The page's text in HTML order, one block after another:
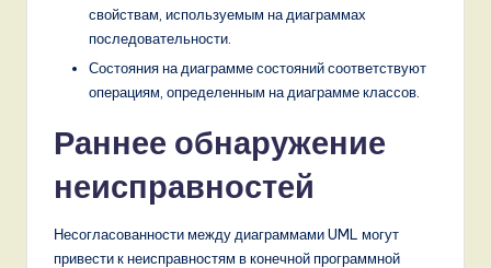
свойствам, используемым на диаграммах
последовательности.
Состояния на диаграмме состояний соответствуют
операциям, определенным на диаграмме классов.
Раннее обнаружение
неисправностей
Несогласованности между диаграммами UML могут
привести к неисправностям в конечной программной